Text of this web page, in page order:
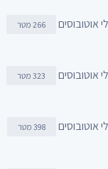
266 מטר
323 מטר
398 מטר